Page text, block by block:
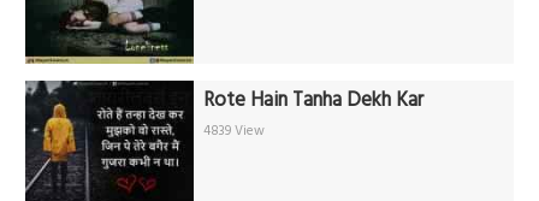
Rote Hain Tanha Dekh Kar
4839 View